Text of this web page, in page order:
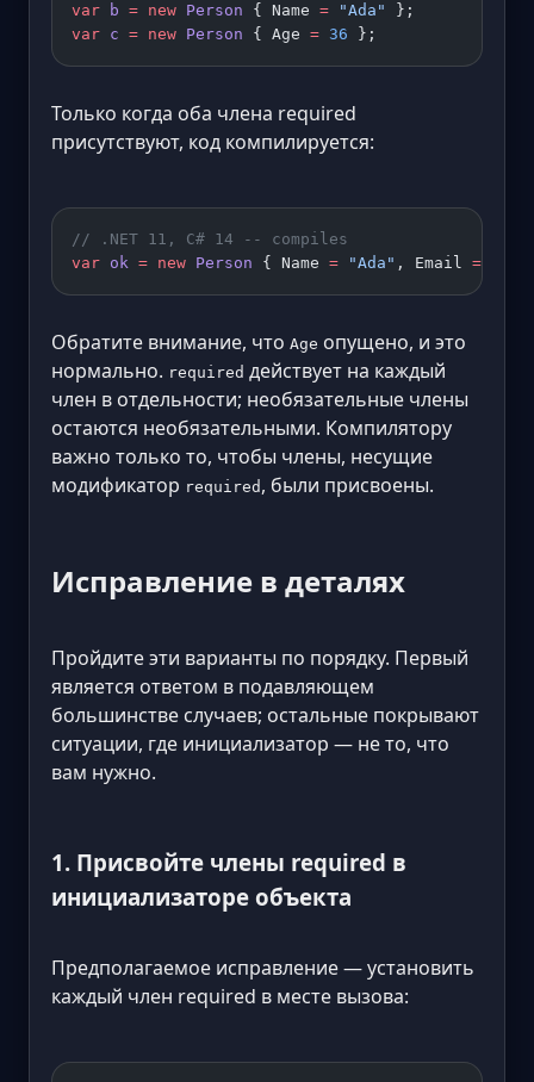
var b = new Person { Name = "Ada" };
var c = new Person { Age = 36 };
Только когда оба члена required
присутствуют, код компилируется:
// .NET 11, C# 14 -- compiles
var ok = new Person { Name = "Ada" , Email =
Обратите внимание, что Age опущено, и это
нормально. required действует на каждый
член в отдельности; необязательные члены
остаются необязательными. Компилятору
важно только то, чтобы члены, несущие
модификатор required , были присвоены.
Исправление в деталях
Пройдите эти варианты по порядку. Первый
является ответом в подавляющем
большинстве случаев; остальные покрывают
ситуации, где инициализатор — не то, что
вам нужно.
1. Присвойте члены required в
инициализаторе объекта
Предполагаемое исправление — установить
каждый член required в месте вызова: